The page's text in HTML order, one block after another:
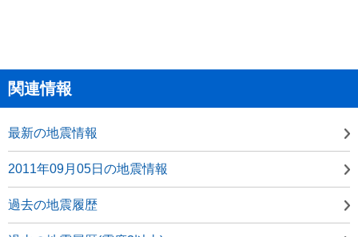
関連情報
最新の地震情報
2011年09月05日の地震情報
過去の地震履歴